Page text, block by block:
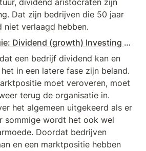
dividend aristocraten zijn
Dat zijn bedrijven die 50 jaar
niet verlaagd hebben.
5. Mijn strategie: Dividend (growth) Investing | € 139.800
een bedrijf dividend kan en
in een latere fase zijn beland.
moet veroveren, moet
terug de organisatie in.
het algemeen uitgekeerd als er
sommige wordt het ook wel
Doordat bedrijven
en een marktpositie hebben